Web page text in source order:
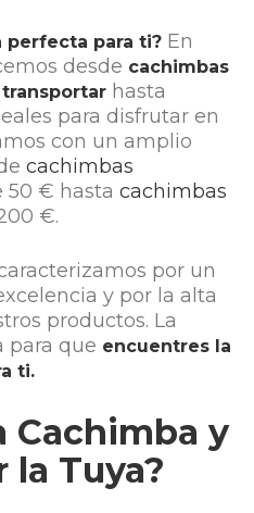
perfecta para ti? En
desde cachimbas
hasta
para disfrutar en
con un amplio
cachimbas
50 € hasta cachimbas
€.
por un
y por la alta
productos. La
para que encuentres la
ti.
Cachimba y
la Tuya?